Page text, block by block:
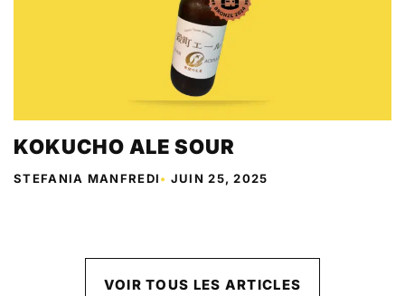
KOKUCHO ALE SOUR
STEFANIA MANFREDI• JUIN 25, 2025
VOIR TOUS LES ARTICLES